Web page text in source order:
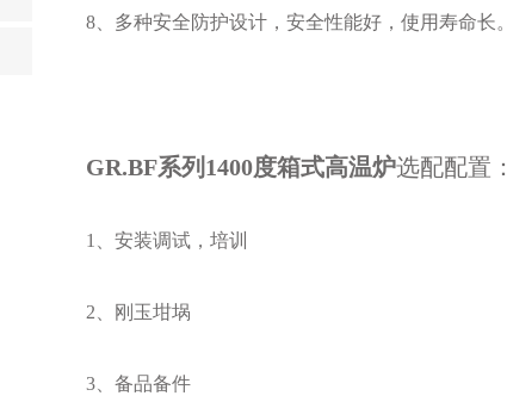
8、多种安全防护设计，安全性能好，使用寿命长。
GR.BF系列 1400度箱式高温炉选配配置：
1、安装调试，培训
2、刚玉坩埚
3、备品备件